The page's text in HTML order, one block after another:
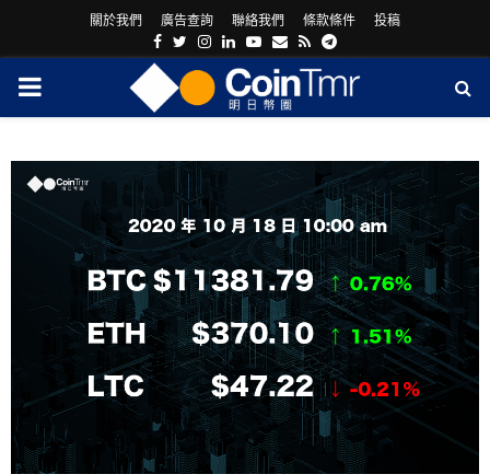
關於我們 廣告查詢 聯絡我們 條款條件 投稿
Facebook
Twitter
Instagram
LinkedinYoutube
Email
RssTelegram
PRIMARY